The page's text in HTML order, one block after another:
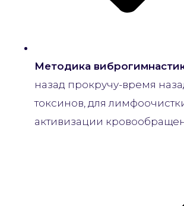
Методика
назад прокручу-время
токсинов, для
активизации